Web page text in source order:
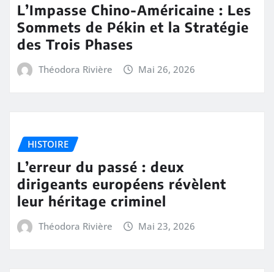
L’Impasse Chino-Américaine : Les
Sommets de Pékin et la Stratégie
des Trois Phases
Théodora Rivière Mai 26, 2026
HISTOIRE
L’erreur du passé : deux
dirigeants européens révèlent
leur héritage criminel
Théodora Rivière Mai 23, 2026